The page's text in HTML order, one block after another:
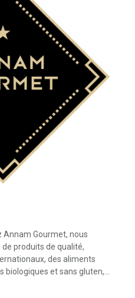
Annam Gourmet, nous
produits de qualité,
des aliments
biologiques et sans gluten,